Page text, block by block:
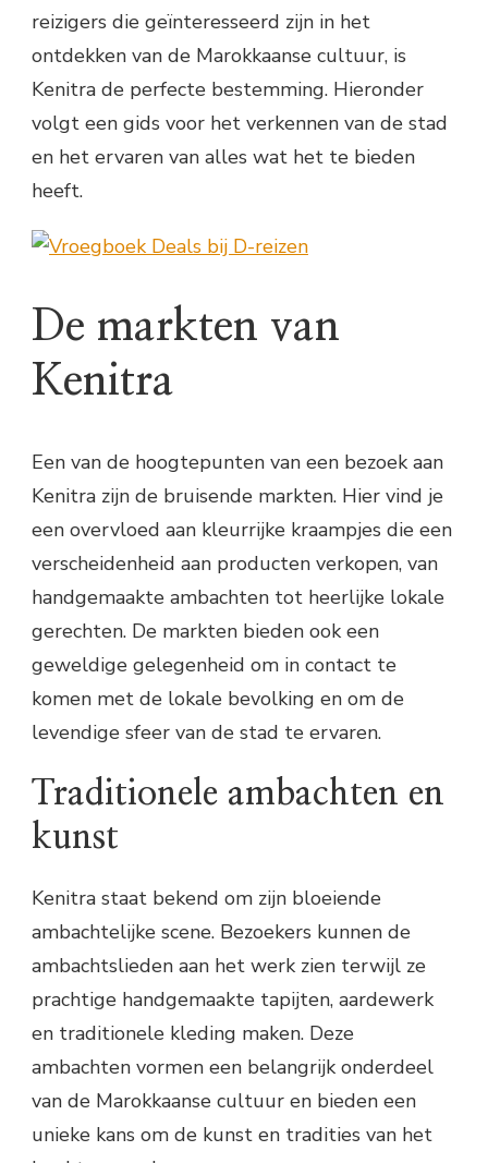
reizigers die geïnteresseerd zijn in het
ontdekken van de Marokkaanse cultuur, is
Kenitra de perfecte bestemming. Hieronder
volgt een gids voor het verkennen van de stad
en het ervaren van alles wat het te bieden
heeft.
De markten van
Kenitra
Een van de hoogtepunten van een bezoek aan
Kenitra zijn de bruisende markten. Hier vind je
een overvloed aan kleurrijke kraampjes die een
verscheidenheid aan producten verkopen, van
handgemaakte ambachten tot heerlijke lokale
gerechten. De markten bieden ook een
geweldige gelegenheid om in contact te
komen met de lokale bevolking en om de
levendige sfeer van de stad te ervaren.
Traditionele ambachten en
kunst
Kenitra staat bekend om zijn bloeiende
ambachtelijke scene. Bezoekers kunnen de
ambachtslieden aan het werk zien terwijl ze
prachtige handgemaakte tapijten, aardewerk
en traditionele kleding maken. Deze
ambachten vormen een belangrijk onderdeel
van de Marokkaanse cultuur en bieden een
unieke kans om de kunst en tradities van het